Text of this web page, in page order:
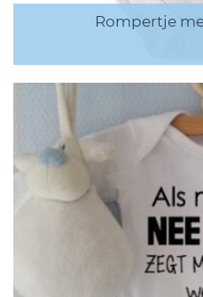
Rompertje